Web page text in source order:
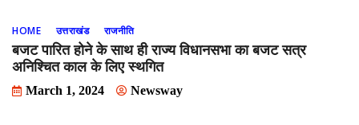
HOME उत्तराखंड राजनीति
बजट पारित होने के साथ ही राज्य विधानसभा का बजट सत्र
अनिश्चित काल के लिए स्थगित
March 1, 2024 Newsway